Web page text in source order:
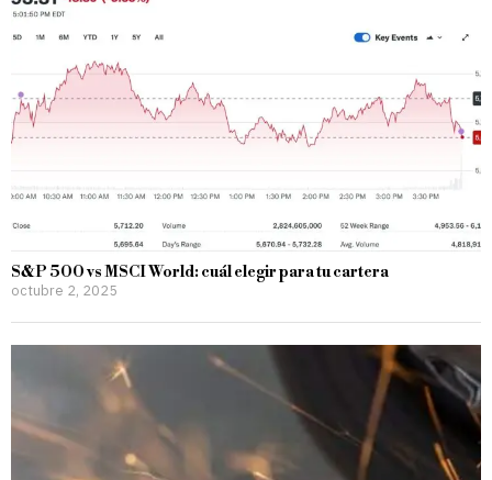
S&P 500 vs MSCI World: cuál elegir para tu cartera
octubre 2, 2025